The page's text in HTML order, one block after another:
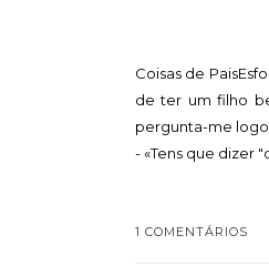
Coisas de
de ter um filho
pergunta-me
- «Tens que dizer
1 COMENTÁRIOS